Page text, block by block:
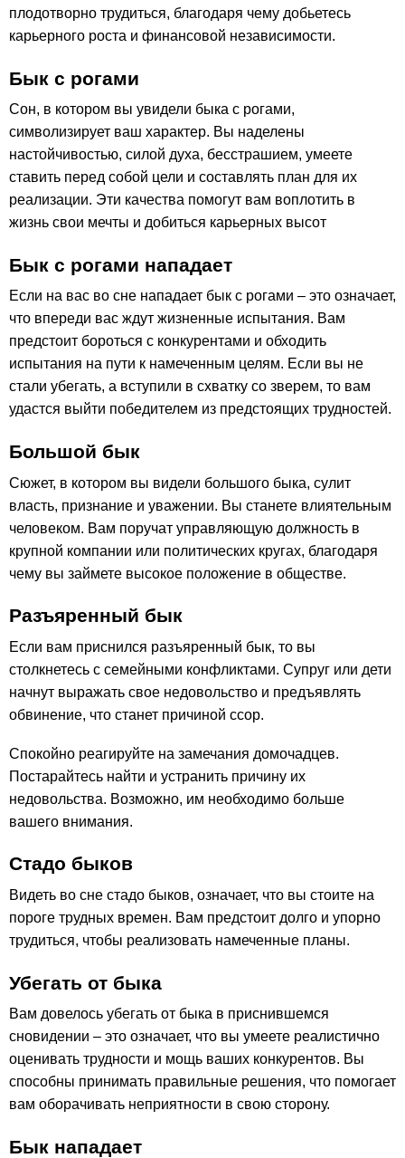
плодотворно трудиться, благодаря чему добьетесь
карьерного роста и финансовой независимости.
Бык с рогами
Сон, в котором вы увидели быка с рогами,
символизирует ваш характер. Вы наделены
настойчивостью, силой духа, бесстрашием, умеете
ставить перед собой цели и составлять план для их
реализации. Эти качества помогут вам воплотить в
жизнь свои мечты и добиться карьерных высот
Бык с рогами нападает
Если на вас во сне нападает бык с рогами – это означает,
что впереди вас ждут жизненные испытания. Вам
предстоит бороться с конкурентами и обходить
испытания на пути к намеченным целям. Если вы не
стали убегать, а вступили в схватку со зверем, то вам
удастся выйти победителем из предстоящих трудностей.
Большой бык
Сюжет, в котором вы видели большого быка, сулит
власть, признание и уважении. Вы станете влиятельным
человеком. Вам поручат управляющую должность в
крупной компании или политических кругах, благодаря
чему вы займете высокое положение в обществе.
Разъяренный бык
Если вам приснился разъяренный бык, то вы
столкнетесь с семейными конфликтами. Супруг или дети
начнут выражать свое недовольство и предъявлять
обвинение, что станет причиной ссор.
Спокойно реагируйте на замечания домочадцев.
Постарайтесь найти и устранить причину их
недовольства. Возможно, им необходимо больше
вашего внимания.
Стадо быков
Видеть во сне стадо быков, означает, что вы стоите на
пороге трудных времен. Вам предстоит долго и упорно
трудиться, чтобы реализовать намеченные планы.
Убегать от быка
Вам довелось убегать от быка в приснившемся
сновидении – это означает, что вы умеете реалистично
оценивать трудности и мощь ваших конкурентов. Вы
способны принимать правильные решения, что помогает
вам оборачивать неприятности в свою сторону.
Бык нападает